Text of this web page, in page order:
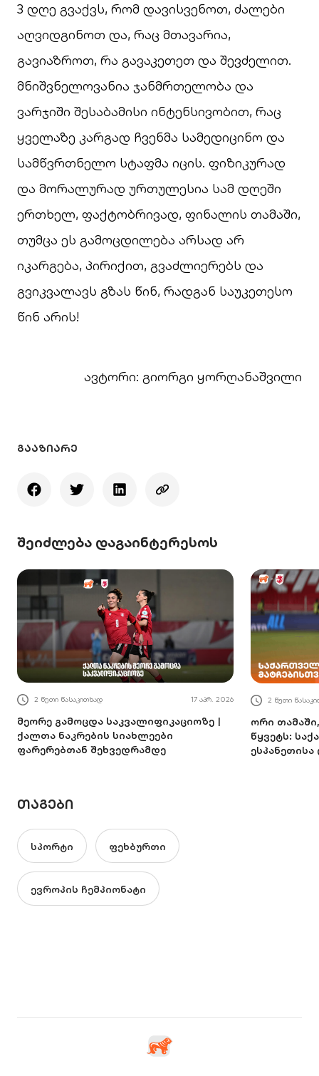
3 დღე გვაქვს, რომ დავისვენოთ, ძალები
აღვიდგინოთ და, რაც მთავარია,
გავიაზროთ, რა გავაკეთეთ და შევძელით.
მნიშვნელოვანია ჯანმრთელობა და
ვარჯიში შესაბამისი ინტენსივობით, რაც
ყველაზე კარგად ჩვენმა სამედიცინო და
სამწვრთნელო სტაფმა იცის. ფიზიკურად
და მორალურად ურთულესია სამ დღეში
ერთხელ, ფაქტობრივად, ფინალის თამაში,
თუმცა ეს გამოცდილება არსად არ
იკარგება, პირიქით, გვაძლიერებს და
გვიკვალავს გზას წინ, რადგან საუკეთესო
წინ არის!
ავტორი: გიორგი ყორღანაშვილი
ᲒᲐᲐᲖᲘᲐᲠᲔ
შეიძლება დაგაინტერესოს
2 წუთი წასაკითხად 17 აპრ. 2026
მეორე გამოცდა საკვალიფიკაციოზე |
ქალთა ნაკრების სიახლეები
ფარერებთან შეხვედრამდე
2 წუთი
ორი
წყვეტს:
ᲗᲐᲒᲔᲑᲘ
სპორტი ფეხბურთი
ევროპის ჩემპიონატი